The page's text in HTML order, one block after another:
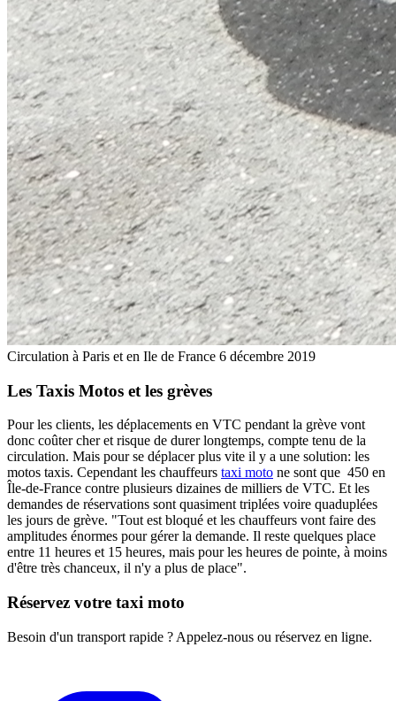
Circulation à Paris et en Ile de France 6 décembre 2019
Les Taxis Motos et les grèves
Pour les clients, les déplacements en VTC pendant la grève vont
donc coûter cher et risque de durer longtemps, compte tenu de la
circulation. Mais pour se déplacer plus vite il y a une solution: les
motos taxis. Cependant les chauffeurs taxi moto ne sont que 450 en
Île-de-France contre plusieurs dizaines de milliers de VTC. Et les
demandes de réservations sont quasiment triplées voire quaduplées
les jours de grève. "Tout est bloqué et les chauffeurs vont faire des
amplitudes énormes pour gérer la demande. Il reste quelques place
entre 11 heures et 15 heures, mais pour les heures de pointe, à moins
d'être très chanceux, il n'y a plus de place".
Réservez votre taxi moto
Besoin d'un transport rapide ? Appelez-nous ou réservez en ligne.